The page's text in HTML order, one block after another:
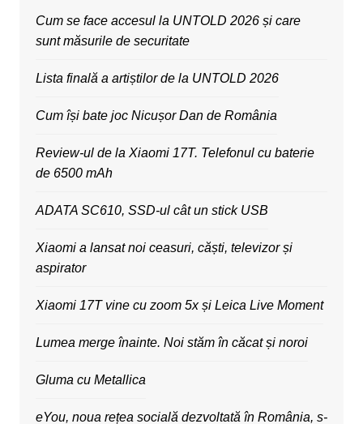
Cum se face accesul la UNTOLD 2026 și care
sunt măsurile de securitate
Lista finală a artiștilor de la UNTOLD 2026
Cum își bate joc Nicușor Dan de România
Review-ul de la Xiaomi 17T. Telefonul cu baterie
de 6500 mAh
ADATA SC610, SSD-ul cât un stick USB
Xiaomi a lansat noi ceasuri, căști, televizor și
aspirator
Xiaomi 17T vine cu zoom 5x și Leica Live Moment
Lumea merge înainte. Noi stăm în căcat și noroi
Gluma cu Metallica
eYou, noua rețea socială dezvoltată în România, s-